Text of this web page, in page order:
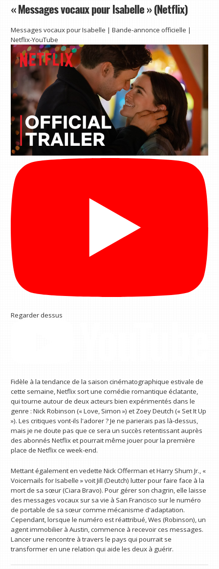
« Messages vocaux pour Isabelle » (Netflix)
Messages vocaux pour Isabelle | Bande-annonce officielle |
Netflix-YouTube
Regarder dessus
Fidèle à la tendance de la saison cinématographique estivale de
cette semaine, Netflix sort une comédie romantique éclatante,
qui tourne autour de deux acteurs bien expérimentés dans le
genre : Nick Robinson (« Love, Simon ») et Zoey Deutch (« Set It Up
»). Les critiques vont-ils l'adorer ? Je ne parierais pas là-dessus,
mais je ne doute pas que ce sera un succès retentissant auprès
des abonnés Netflix et pourrait même jouer pour la première
place de Netflix ce week-end.
Mettant également en vedette Nick Offerman et Harry Shum Jr., «
Voicemails for Isabelle » voit Jill (Deutch) lutter pour faire face à la
mort de sa sœur (Ciara Bravo). Pour gérer son chagrin, elle laisse
des messages vocaux sur sa vie à San Francisco sur le numéro
de portable de sa sœur comme mécanisme d'adaptation.
Cependant, lorsque le numéro est réattribué, Wes (Robinson), un
agent immobilier à Austin, commence à recevoir ces messages.
Lancer une rencontre à travers le pays qui pourrait se
transformer en une relation qui aide les deux à guérir.